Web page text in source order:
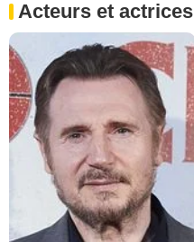
Acteurs et actrices